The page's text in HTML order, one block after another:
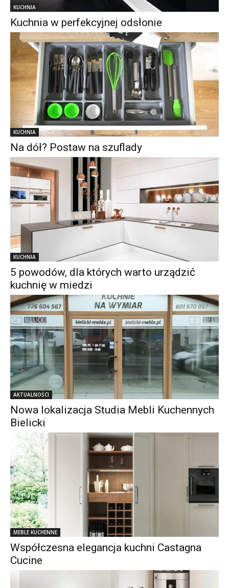
KUCHNIA
Kuchnia w perfekcyjnej odsłonie
KUCHNIA
Na dół? Postaw na szuflady
KUCHNIA
5 powodów, dla których warto urządzić
kuchnię w miedzi
AKTUALNOŚCI
Nowa lokalizacja Studia Mebli Kuchennych
Bielicki
MEBLE KUCHENNE
Współczesna elegancja kuchni Castagna
Cucine